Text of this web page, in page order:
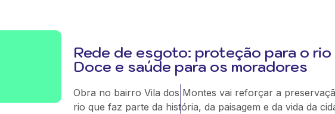
Rede de esgoto: proteção para o rio
Doce e saúde para os moradores
Obra no bairro Vila dos Montes vai reforçar a
rio que faz parte da história, da paisagem e da vida da